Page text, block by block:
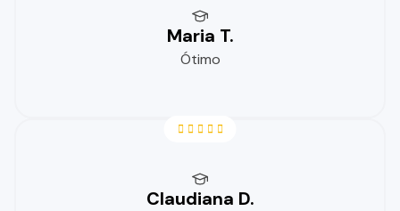
Maria T.
Ótimo
Claudiana D.